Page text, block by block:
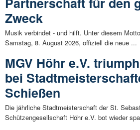
Zweck
Musik verbindet - und hilft. Unter diesem
Samstag, 8. August 2026, offiziell die neue ...
MGV Höhr e.V.
bei
Schießen
Die jährliche Stadtmeisterschaft der St.
Schützengesellschaft Höhr e.V. bot wieder